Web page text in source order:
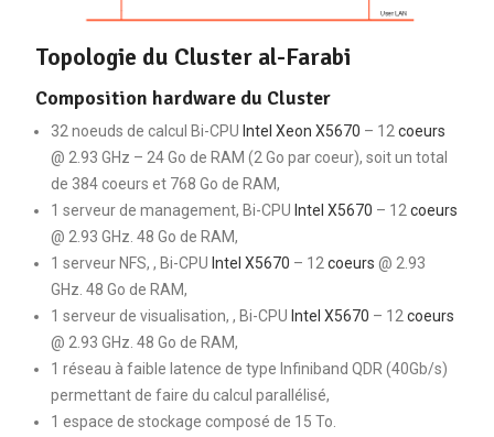
Topologie du Cluster al-Farabi
Composition hardware du Cluster
32 noeuds de calcul Bi-CPU Intel Xeon X5670 – 12coeurs
@ 2.93 GHz – 24 Go de RAM (2 Go par coeur), soit un total
de 384 coeurs et 768 Go de RAM,
1 serveur de management, Bi-CPU Intel X5670 – 12coeurs
@ 2.93 GHz. 48 Go de RAM,
1 serveur NFS, , Bi-CPU Intel X5670 – 12coeurs @ 2.93
GHz. 48 Go de RAM,
1 serveur de visualisation, , Bi-CPU Intel X5670 – 12coeurs
@ 2.93 GHz. 48 Go de RAM,
1 réseau à faible latence de type Infiniband QDR (40Gb/s)
permettant de faire du calcul parallélisé,
1 espace de stockage composé de 15 To.